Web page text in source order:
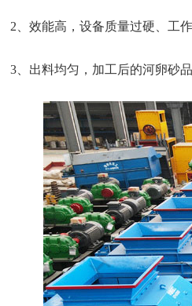
2、效能高，设备质量过硬、工
3、出料均匀，加工后的河卵砂